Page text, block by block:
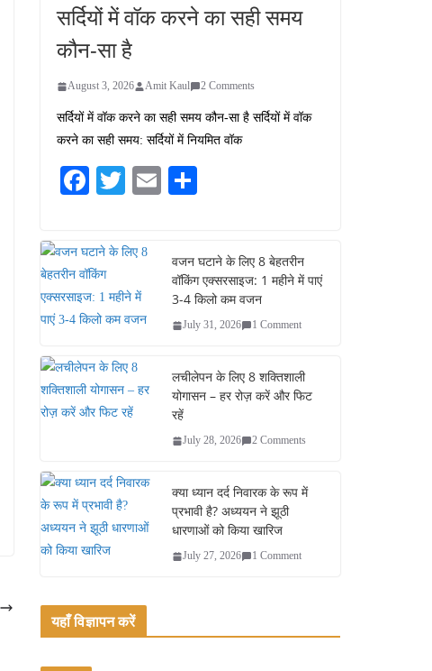
16 ज़रूरी कीबोर्ड शॉर्टकट्स
जो आपकी उत्पादकता को
दोगुना कर देंगे
सर्दियों में वॉक करने का सही समय
कौन-सा है
August 3, 2026 Amit Kaul 2 Comments
सर्दियों में वॉक करने का सही समय कौन-सा है सर्दियों में वॉक
करने का सही समय: सर्दियों में नियमित वॉक
Fa
bo
ok
T
tte
r
E
वजन घटाने के लिए 8 बेहतरीन
वॉकिंग एक्सरसाइज: 1 महीने में पाएं
3-4 किलो कम वजन
July 31, 2026 1 Comment
लचीलेपन के लिए 8 शक्तिशाली
योगासन – हर रोज़ करें और फिट
रहें
July 28, 2026 2 Comments
क्या ध्यान दर्द निवारक के रूप में
प्रभावी है? अध्ययन ने झूठी
धारणाओं को किया खारिज
July 27, 2026 1 Comment
यहाँ विज्ञापन करें